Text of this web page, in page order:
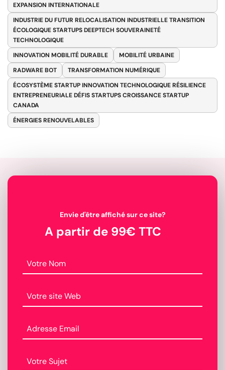
EXPANSION INTERNATIONALE
INDUSTRIE DU FUTUR RELOCALISATION INDUSTRIELLE TRANSITION
ÉCOLOGIQUE STARTUPS DEEPTECH SOUVERAINETÉ
TECHNOLOGIQUE
INNOVATION MOBILITÉ DURABLE
MOBILITÉ URBAINE
RADWARE BOT
TRANSFORMATION NUMÉRIQUE
ÉCOSYSTÈME STARTUP INNOVATION TECHNOLOGIQUE RÉSILIENCE
ENTREPRENEURIALE DÉFIS STARTUPS CROISSANCE STARTUP
CANADA
ÉNERGIES RENOUVELABLES
Envie d'être affiché sur ce site?
A partir de 99€ TTC